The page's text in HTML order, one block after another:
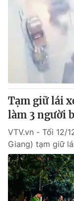
Theo dõi báo trên
Cơ quan chủ quản:
Cơ quan báo chí:
Giấy phép hoạt
cấp ngày 29/12/
Tổng Biên tập:Vũ
Phó Tổng Biên tập:
Nguyễn Trọng Ninh
Tổng đài VTV:
Ðiện thoại Thời báo
Email:
Liên hệ quảng cáo:
Tạm giữ lái
làm 3 người
VTV.vn - Tối 12/
Giang) tạm giữ